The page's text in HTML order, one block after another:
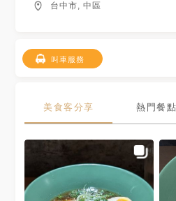
台中市, 中區
叫車服務
美食客分享 熱門餐點